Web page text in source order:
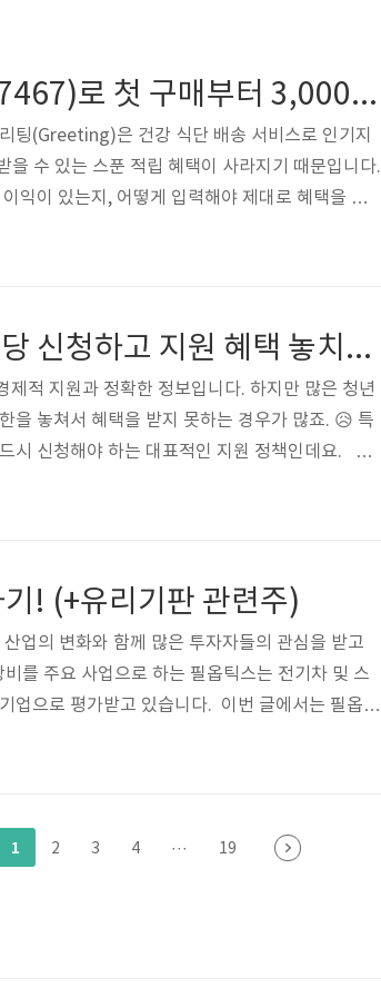
그리팅 추천인 코드(5T5F7467)로 첫 구매부터 3,000원 혜택 받기
팅(Greeting)은 건강 식단 배송 서비스로 인기지
을 수 있는 스푼 적립 혜택이 사라지기 때문입니다.
익이 있는지, 어떻게 입력해야 제대로 혜택을 받
왜 꼭 입력해야 할까?그리팅 추천인 코드를 입력
청년 몽땅 정보통 – 청년수당 신청하고 지원 혜택 놓치지 마세요!
적 지원과 정확한 정보입니다. 하지만 많은 청년
을 놓쳐서 혜택을 받지 못하는 경우가 많죠. 😥 특
시 신청해야 하는 대표적인 지원 정책인데요. 청
란?청년 몽땅 정보통은 서울시에서 제공하는
! (+유리기판 관련주)
업의 변화와 함께 많은 투자자들의 관심을 받고
를 주요 사업으로 하는 필옵틱스는 전기차 및 스
업으로 평가받고 있습니다. 이번 글에서는 필옵틱
에 대해 상세히 분석해보겠습니다. 필옵틱스에
다. 2차전지 관련주들이 2023년 다소 부진했던
1 2 3 4 ··· 19